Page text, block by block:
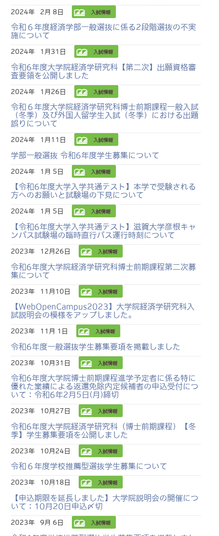
2024年 2月 8日 入試情報
令和６年度経済学部一般選抜に係る2段階選抜の不実
施について
2024年 1月31日 入試情報
令和6年度大学院経済学研究科【第二次】出願資格審
査要領を公開しました
2024年 1月26日 入試情報
令和６年度大学院経済学研究科博士前期課程一般入試
（冬季）及び外国人留学生入試（冬季）における出題
誤りについて
2024年 1月11日 入試情報
学部一般選抜 令和6年度学生募集について
2024年 1月 5日 入試情報
【令和6年度大学入学共通テスト】本学で受験される
方へのお願いと試験場の下見について
2024年 1月 5日 入試情報
【令和6年度大学入学共通テスト】滋賀大学彦根キャ
ンパス試験場の臨時直行バス運行時刻について
2023年 12月26日 入試情報
令和6年度大学院経済学研究科博士前期課程第二次募
集について
2023年 11月10日 入試情報
【WebOpenCampus2023】大学院経済学研究科入
試説明会の模様をアップしました。
2023年 11月 1日 入試情報
令和6年度一般選抜学生募集要項を掲載しました
2023年 10月31日 入試情報
令和6年度大学院博士前期課程進学予定者に係る特に
優れた業績による返還免除内定候補者の申込受付につ
いて：令和6年2月5日(月)締切
2023年 10月27日 入試情報
令和6年度大学院経済学研究科（博士前期課程）【冬
季】学生募集要項を公開しました
2023年 10月24日 入試情報
令和６年度学校推薦型選抜学生募集について
2023年 10月18日 入試情報
【申込期限を延長しました】大学院説明会の開催につ
いて：10月20日申込〆切
2023年 9月 6日 入試情報